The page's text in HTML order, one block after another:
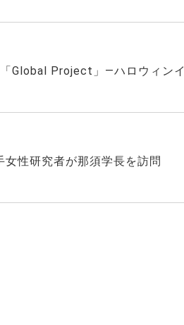
Global Project」―ハロウィン
女性研究者が那須学長を訪問